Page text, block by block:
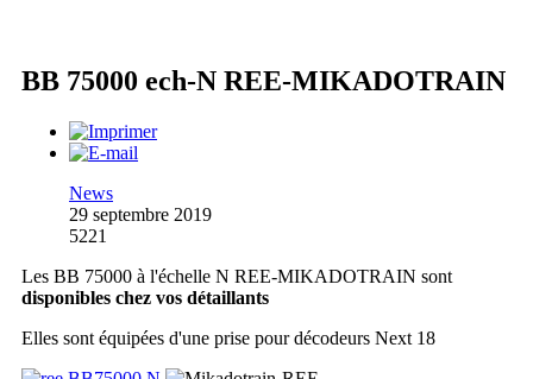
BB 75000 ech-N REE-MIKADOTRAIN
News
29 septembre 2019
5221
Les BB 75000 à l'échelle N REE-MIKADOTRAIN sont
disponibles chez vos détaillants
Elles sont équipées d'une prise pour décodeurs Next 18